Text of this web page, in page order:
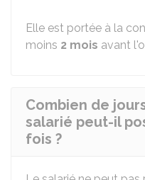
Elle est portée à la
moins 2 mois avant
Combien de
salarié peut-il
fois ?